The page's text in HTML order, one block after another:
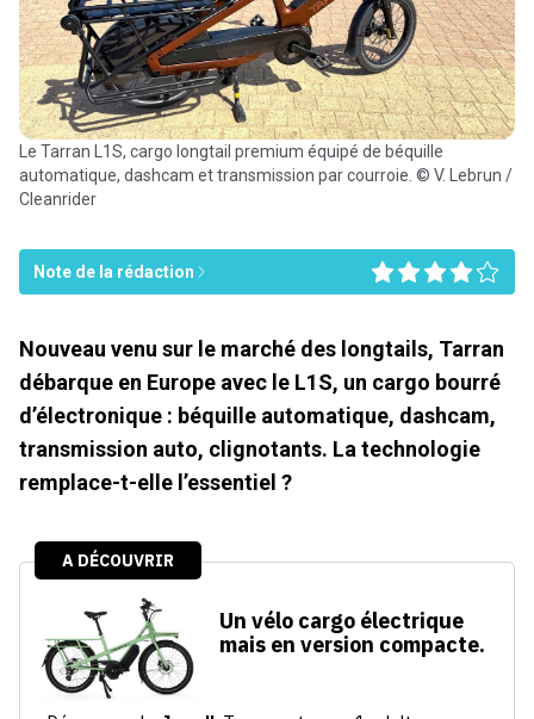
automatique, dashcam et transmission par courroie. © V. Lebrun /
Cleanrider
Note de la rédaction
Nouveau venu sur le marché des longtails, Tarran
débarque en Europe avec le L1S, un cargo bourré
d’électronique : béquille automatique, dashcam,
transmission auto, clignotants. La technologie
remplace-t-elle l’essentiel ?